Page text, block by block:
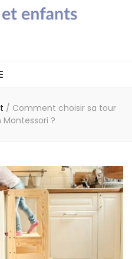
/ Comment choisir sa tour
Montessori ?